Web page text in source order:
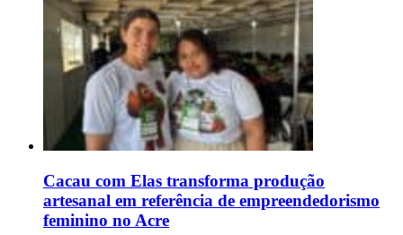
Cacau com Elas transforma produção
artesanal em referência de empreendedorismo
feminino no Acre